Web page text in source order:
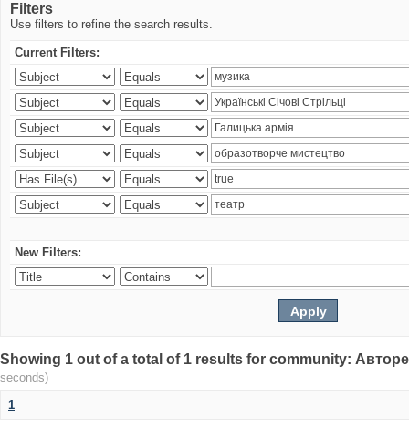
Filters
Use filters to refine the search results.
Current Filters:
New Filters:
Showing 1 out of a total of 1 results for community:
seconds)
1